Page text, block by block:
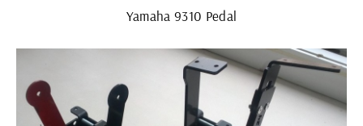
Yamaha 9310 Pedal